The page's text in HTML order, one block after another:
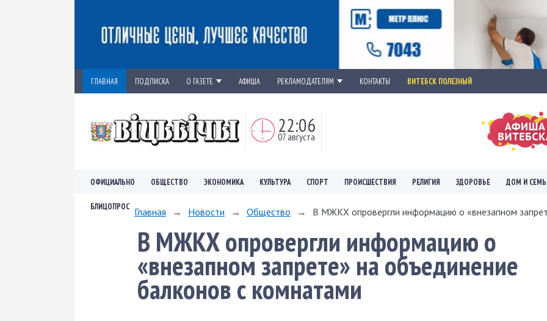
ГЛАВНАЯ ПОДПИСКА О ГАЗЕТЕ АФИША РЕКЛАМОДАТЕЛЯМ КОНТАКТЫ ВИТЕБСК ПОЛЕЗНЫЙ
22:06
07 августа
ОФИЦИАЛЬНО ОБЩЕСТВО ЭКОНОМИКА КУЛЬТУРА СПОРТ ПРОИСШЕСТВИЯ РЕЛИГИЯ ЗДОРОВЬЕ ДОМ И
БЛИЦОПРОС Главная → Новости → Общество → В МЖКХ опровергли информацию о «внезапном
В МЖКХ опровергли информацию о
«внезапном запрете» на объединение
балконов с комнатами